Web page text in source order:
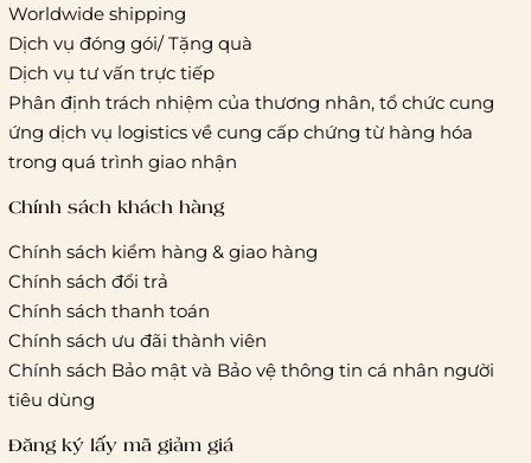
Giao hàng tiêu chuẩn:
Hồ Chí Minh:
Áp dụng theo bảng giá cước của ĐVVC
Vietelpost/ Giaohangtietkiem và 1 số đối tác vận chuyển
Hà Nội và các tỉnh thành khác:
Áp dụng theo bảng giá
cước của ĐVVC Vietelpost/ Giaohangtietkiem... và 1 số đối
tác vận chuyển khác
Thời gian giao hàng
Hồ Chí Minh:
Hà Nội và các tỉnh thành khá
Worldwide shipping
Dịch vụ đóng gói/ Tặng quà
Dịch vụ tư vấn trực tiếp
Phân định trách nhiệm của thương nhân, tổ chức cung
ứng dịch vụ logistics về cung cấp chứng từ hàng hóa
trong quá trình giao nhận
Chính sách khách hàng
Chính sách kiểm hàng & giao hàng
Chính sách đổi trả
Chính sách thanh toán
Chính sách ưu đãi thành viên
Chính sách Bảo mật và Bảo vệ thông tin cá nhân người
tiêu dùng
Đăng ký lấy mã giảm giá